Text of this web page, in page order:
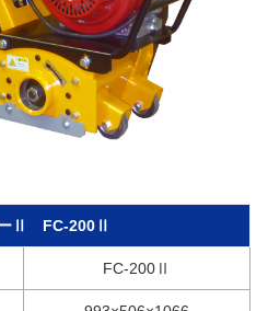
ーⅡ FC-200Ⅱ
FC-200Ⅱ